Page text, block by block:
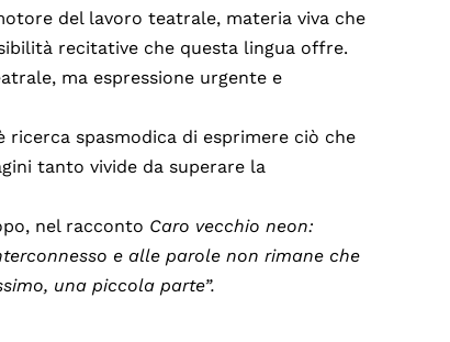
del lavoro teatrale, materia viva che
recitative che questa lingua offre.
ma espressione urgente e
spasmodica di esprimere ciò che
tanto vivide da superare la
nel racconto Caro vecchio neon:
e alle parole non rimane che
una piccola parte”.